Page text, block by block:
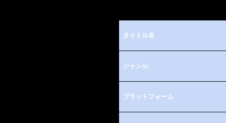
タイトル名
ジャンル
プラットフォーム